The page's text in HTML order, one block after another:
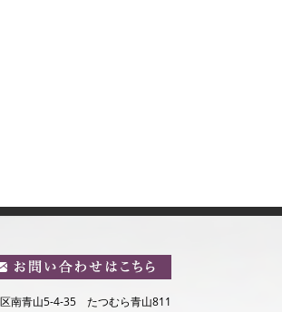
南青山5-4-35 たつむら青山811